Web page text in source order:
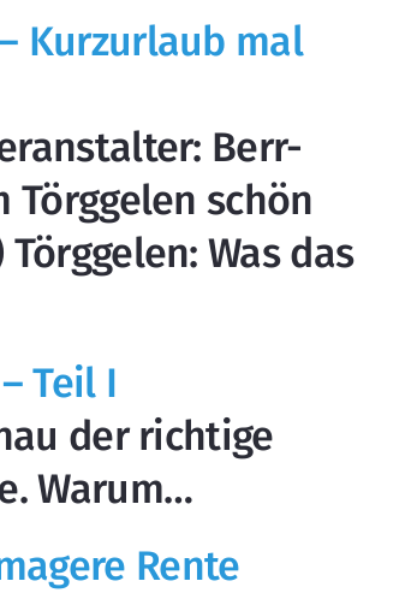
Kurzurlaub mal
Berr-
Törggelen schön
Was das
Teil I
der richtige
Warum…
Rente